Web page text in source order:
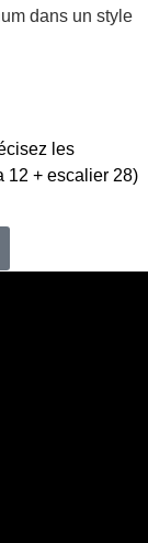
dans un style
les
12 + escalier 28)